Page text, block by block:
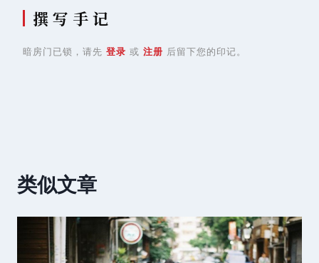
撰 写 手 记
暗房门已锁，请先 登录 或 注册 后留下您的印记。
类似文章